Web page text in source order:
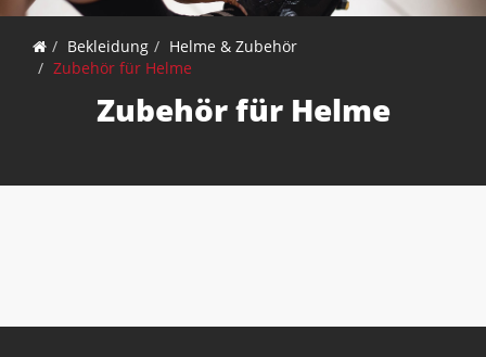
Bekleidung
Helme & Zubehör
Zubehör für Helme
Zubehör für Helme